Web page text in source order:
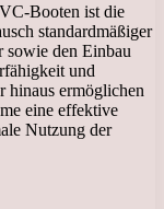
Booten ist die
standardmäßiger
sowie den Einbau
und
hinaus ermöglichen
eine effektive
Nutzung der